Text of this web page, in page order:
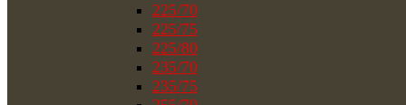
225/70
225/75
225/80
235/70
235/75